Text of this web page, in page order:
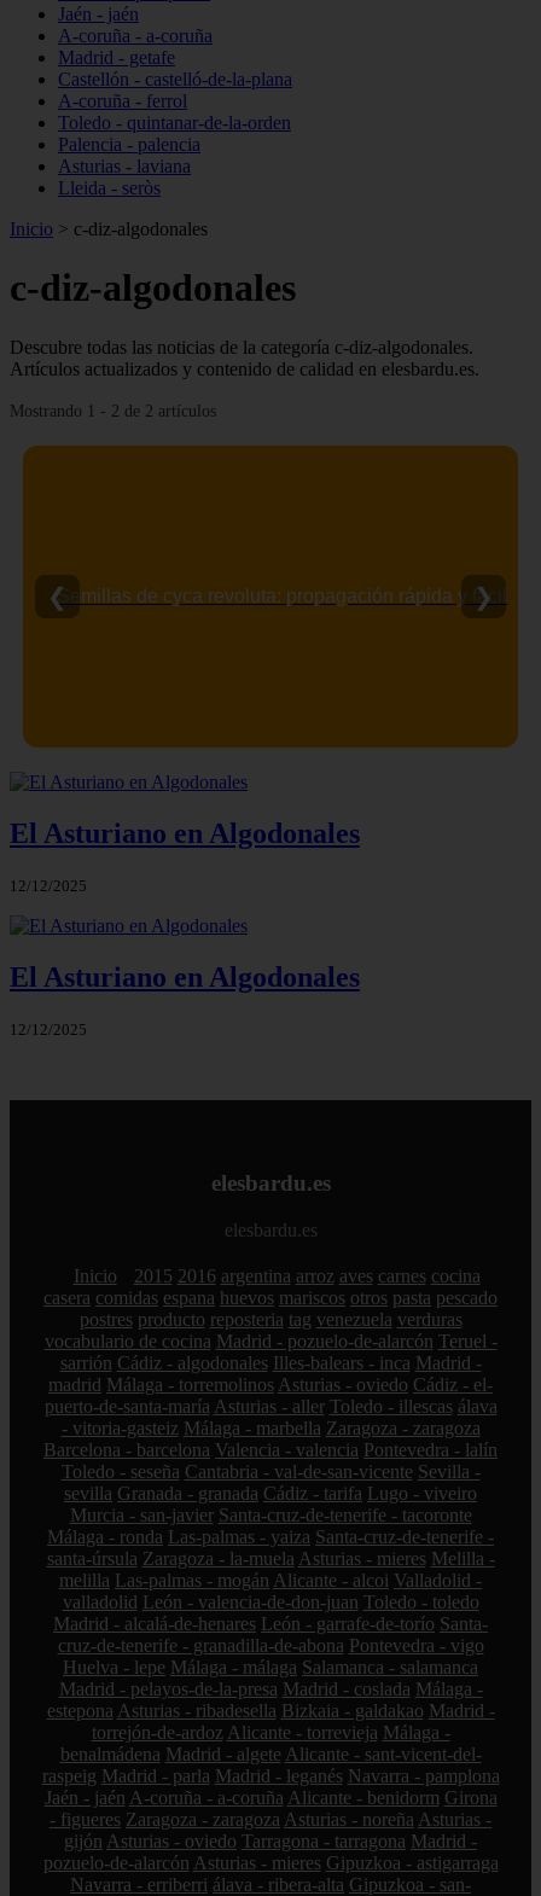
Jaén - jaén
A-coruña - a-coruña
Madrid - getafe
Castellón - castelló-de-la-plana
A-coruña - ferrol
Toledo - quintanar-de-la-orden
Palencia - palencia
Asturias - laviana
Lleida - seròs
Inicio > c-diz-algodonales
c-diz-algodonales
Descubre todas las noticias de la categoría c-diz-algodonales.
Artículos actualizados y contenido de calidad en elesbardu.es.
Mostrando 1 - 2 de 2 artículos
Semillas de cyca revoluta: propagación rápida y fácil
❮ ❯
El Asturiano en Algodonales
12/12/2025
El Asturiano en Algodonales
12/12/2025
elesbardu.es
elesbardu.es
Inicio 2015 2016 argentina arroz aves carnes cocina
casera comidas espana huevos mariscos otros pasta pescado
postres producto reposteria tag venezuela verduras
vocabulario de cocina Madrid - pozuelo-de-alarcón Teruel -
sarrión Cádiz - algodonales Illes-balears - inca Madrid -
madrid Málaga - torremolinos Asturias - oviedo Cádiz - el-
puerto-de-santa-maría Asturias - aller Toledo - illescas álava
- vitoria-gasteiz Málaga - marbella Zaragoza - zaragoza
Barcelona - barcelona Valencia - valencia Pontevedra - lalín
Toledo - seseña Cantabria - val-de-san-vicente Sevilla -
sevilla Granada - granada Cádiz - tarifa Lugo - viveiro
Murcia - san-javier Santa-cruz-de-tenerife - tacoronte
Málaga - ronda Las-palmas - yaiza Santa-cruz-de-tenerife -
santa-úrsula Zaragoza - la-muela Asturias - mieres Melilla -
melilla Las-palmas - mogán Alicante - alcoi Valladolid -
valladolid León - valencia-de-don-juan Toledo - toledo
Madrid - alcalá-de-henares León - garrafe-de-torío Santa-
cruz-de-tenerife - granadilla-de-abona Pontevedra - vigo
Huelva - lepe Málaga - málaga Salamanca - salamanca
Madrid - pelayos-de-la-presa Madrid - coslada Málaga -
estepona Asturias - ribadesella Bizkaia - galdakao Madrid -
torrejón-de-ardoz Alicante - torrevieja Málaga -
benalmádena Madrid - algete Alicante - sant-vicent-del-
raspeig Madrid - parla Madrid - leganés Navarra - pamplona
Jaén - jaén A-coruña - a-coruña Alicante - benidorm Girona
- figueres Zaragoza - zaragoza Asturias - noreña Asturias -
gijón Asturias - oviedo Tarragona - tarragona Madrid -
pozuelo-de-alarcón Asturias - mieres Gipuzkoa - astigarraga
Navarra - erriberri álava - ribera-alta Gipuzkoa - san-